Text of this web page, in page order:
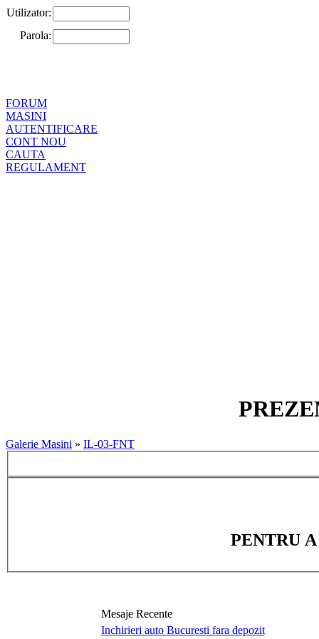
Utilizator:
Parola:
FORUM
MASINI
AUTENTIFICARE
CONT NOU
CAUTA
REGULAMENT
Galerie Masini » IL-03-FNT
PENTRU
Mesaje Recente
Inchirieri auto Bucuresti fara depozit